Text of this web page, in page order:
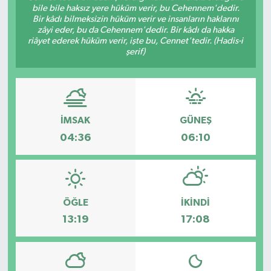
bile bile haksız yere hüküm verir, bu Cehennem'dedir.
Bir kâdı bilmeksizin hüküm verir ve insanların haklarını
zâyi eder, bu da Cehennem'dedir. Bir kâdı da hakka
riâyet ederek hüküm verir, işte bu, Cennet'tedir. (Hadis-i
şerif)
İMSAK
04:36
GÜNEŞ
06:10
ÖĞLE
13:19
İKINDI
17:08
Ardahan Müftülüğü
Balıkesir Müftülüğü
Batman Müftülüğü
Bayburt Müftülüğü
Bilecik Müftülüğü
Bingöl Müftülüğü
Kudüs
Peygamberimizin Hayatı
Sahabeler
Hutbeler
DİYANET RADYO/TV
Eğitim
Kültür-Sanat